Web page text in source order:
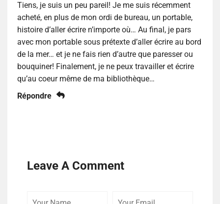
Tiens, je suis un peu pareil! Je me suis récemment
acheté, en plus de mon ordi de bureau, un portable,
histoire d’aller écrire n’importe où… Au final, je pars
avec mon portable sous prétexte d’aller écrire au bord
de la mer… et je ne fais rien d’autre que paresser ou
bouquiner! Finalement, je ne peux travailler et écrire
qu’au coeur même de ma bibliothèque…
Répondre
Leave A Comment